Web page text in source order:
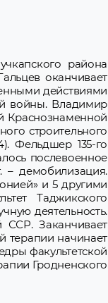
района
оканчивает
действиями
войны. Владимир
Краснознаменной
строительного
Фельдшер 135-го
послевоенное
– демобилизация.
и 5 другими
Таджикского
деятельность.
Заканчивает
терапии начинает
факультетской
Гродненского